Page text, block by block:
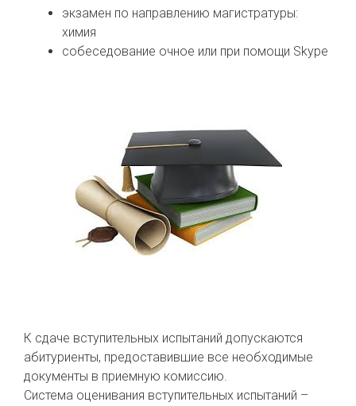
экзамен по направлению магистратуры:
химия
собеседование очное или при помощи Skype
К сдаче вступительных испытаний допускаются
абитуриенты, предоставившие все необходимые
документы в приемную комиссию.
Система оценивания вступительных испытаний –